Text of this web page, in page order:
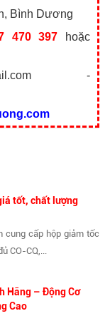
Bình Dương
470 397 hoặc
-
tốt, chất lượng
cung cấp hộp giảm tốc
CO-CQ,...
Hãng – Động Cơ
Cao